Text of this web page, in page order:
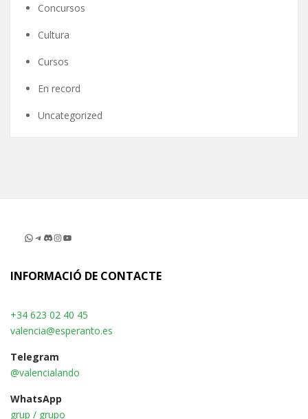
Concursos
Cultura
Cursos
En record
Uncategorized
WhatsApp
Telegram
Discord
Instagram
YouTube
INFORMACIÓ DE CONTACTE
+34 623 02 40 45
valencia@esperanto.es
Telegram
@valencialando
WhatsApp
grup / grupo